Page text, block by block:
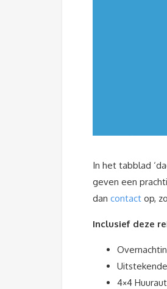
In het tabblad
geven een
dan contact op,
Inclusief deze
4×4